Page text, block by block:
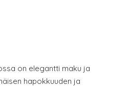
on elegantti maku ja
hapokkuuden ja